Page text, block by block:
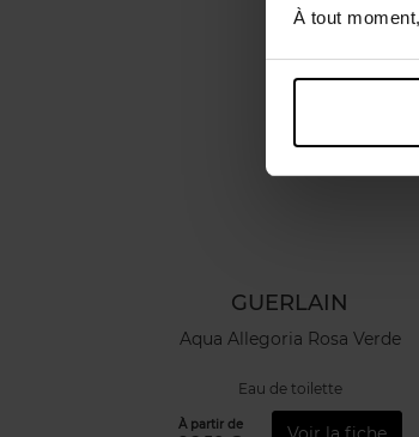
À tout
GUERLAIN
Aqua Allegoria Rosa Verde
Eau de toilette
À partir de